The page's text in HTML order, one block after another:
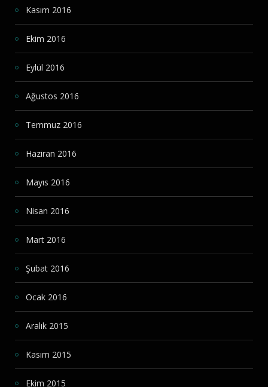
Kasım 2016
Ekim 2016
Eylül 2016
Ağustos 2016
Temmuz 2016
Haziran 2016
Mayıs 2016
Nisan 2016
Mart 2016
Şubat 2016
Ocak 2016
Aralık 2015
Kasım 2015
Ekim 2015